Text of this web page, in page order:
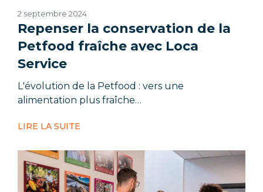
2 septembre 2024
Repenser la conservation de la
Petfood fraîche avec Loca
Service
L'évolution de la Petfood : vers une
alimentation plus fraîche…
LIRE LA SUITE